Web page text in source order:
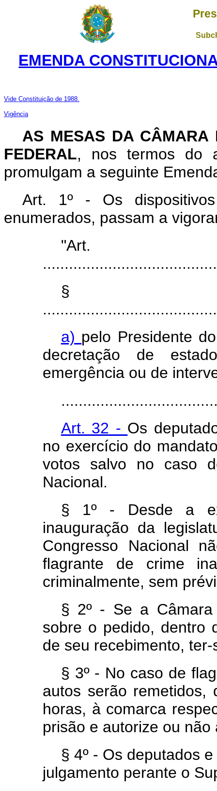
EMENDA
Vide Constituição de 1988.
Vigência
AS MESAS DA CÂMARA
FEDERAL, nos termos do
promulgam a seguinte
Art. 1º - Os
enumerados, passam a
§
a) pelo Presidente
decretação de
emergência ou de
Art. 32 - Os
no exercício do
votos salvo no caso
Nacional.
§ 1º - Desde a
inauguração da
Congresso Nacional
flagrante de crime
criminalmente, sem
§ 2º - Se a Câmara
sobre o pedido, dentro
de seu recebimento,
§ 3º - No caso de
autos serão
horas, à comarca
prisão e autorize ou
§ 4º - Os deputados
julgamento perante o